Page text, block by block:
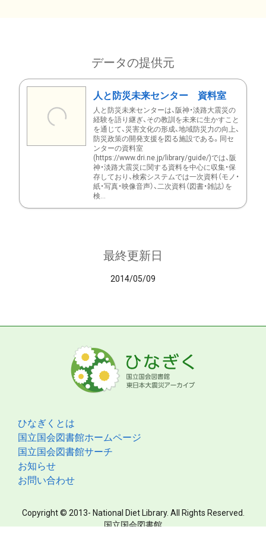
データの提供元
人と防災未来センター 資料室
人と防災未来センターは、阪神・淡路大震災の
経験を語り継ぎ、その教訓を未来に生かすこと
を通じて、災害文化の形成、地域防災力の向上、
防災政策の開発支援を図る施設である。同セ
ンターの資料室
(https://www.dri.ne.jp/library/guide/)では、阪
神・淡路大震災に関する資料を中心に収集・保
存しており、検索システムでは一次資料（モノ・
紙・写真・映像音声）、二次資料（図書・雑誌）を
検...
最終更新日
2014/05/09
ひなぎくとは
国立国会図書館ホームページ
国立国会図書館サーチ
お知らせ
お問い合わせ
Copyright © 2013- National Diet Library. All Rights Reserved.